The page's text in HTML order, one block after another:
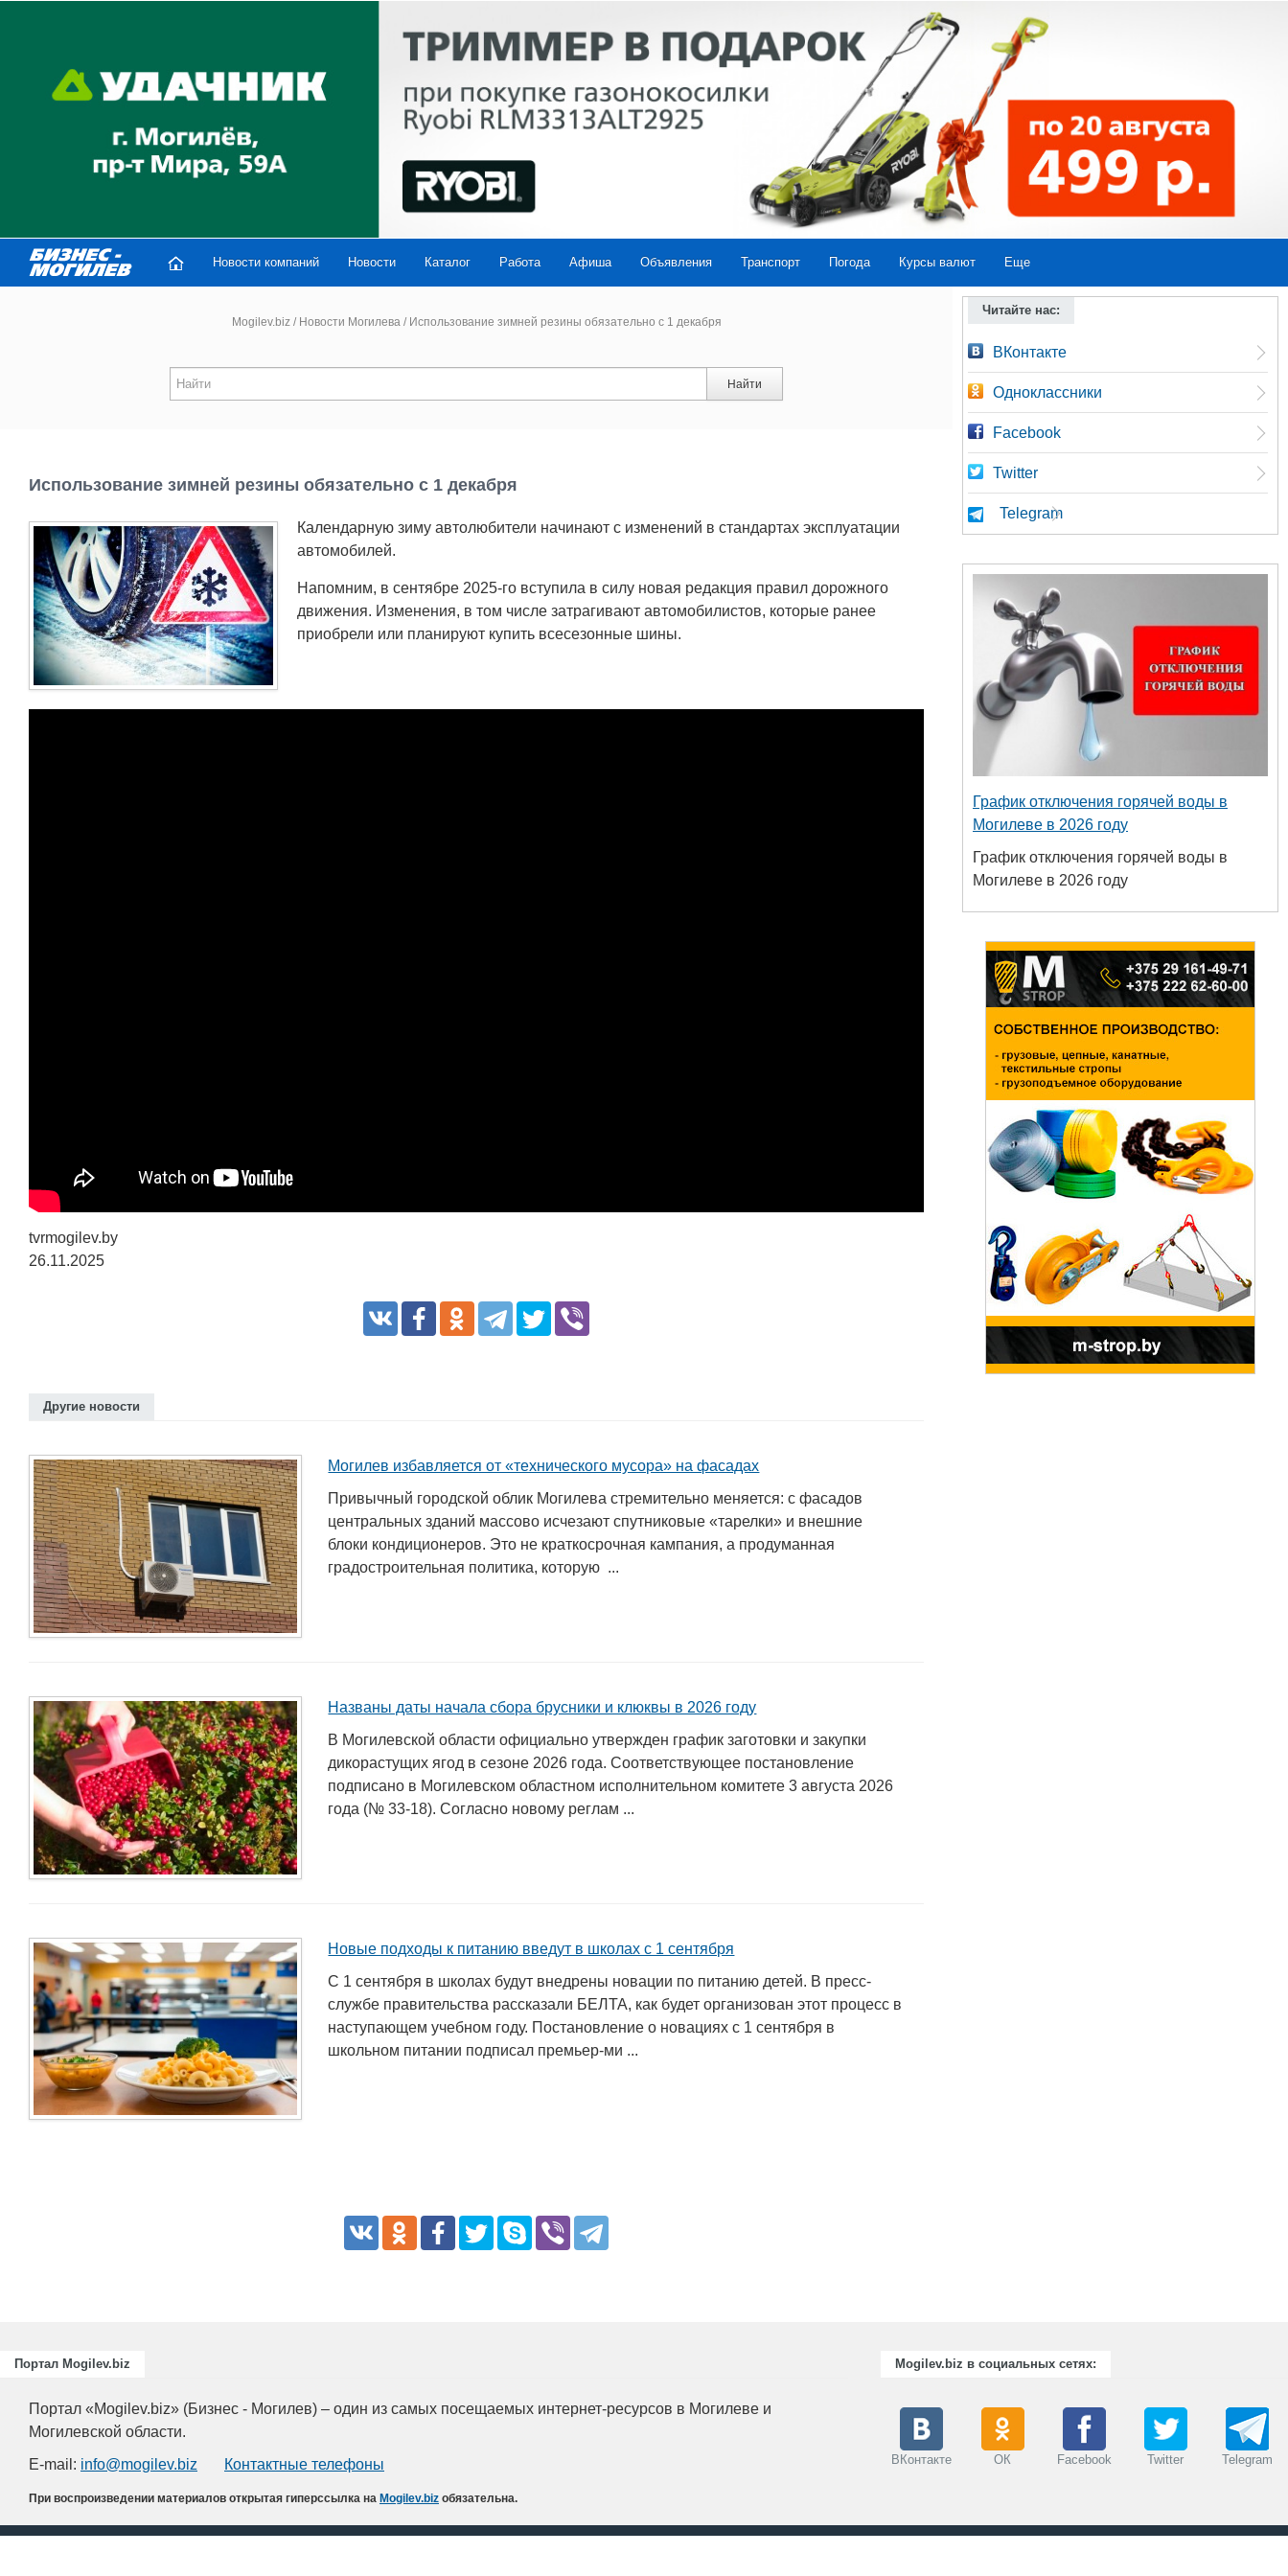
Новости компаний Новости Каталог Работа Афиша Объявления Транспорт Погода Курсы валют Еще
Mogilev.biz / Новости Могилева /Использование зимней резины обязательно с 1 декабря
Найти
Использование зимней резины обязательно с 1 декабря
Календарную зиму автолюбители начинают с изменений в стандартах эксплуатации
автомобилей.
Напомним, в сентябре 2025-го вступила в силу новая редакция правил дорожного
движения. Изменения, в том числе затрагивают автомобилистов, которые ранее
приобрели или планируют купить всесезонные шины.
tvrmogilev.by
26.11.2025
Другие новости
Могилев избавляется от «технического мусора» на фасадах
Привычный городской облик Могилева стремительно меняется: с фасадов
центральных зданий массово исчезают спутниковые «тарелки» и внешние
блоки кондиционеров. Это не краткосрочная кампания, а продуманная
градостроительная политика, которую ...
Названы даты начала сбора брусники и клюквы в 2026 году
В Могилевской области официально утвержден график заготовки и закупки
дикорастущих ягод в сезоне 2026 года. Соответствующее постановление
подписано в Могилевском областном исполнительном комитете 3 августа 2026
года (№ 33-18). Согласно новому реглам ...
Новые подходы к питанию введут в школах с 1 сентября
С 1 сентября в школах будут внедрены новации по питанию детей. В пресс-
службе правительства рассказали БЕЛТА, как будет организован этот процесс в
наступающем учебном году. Постановление о новациях с 1 сентября в
школьном питании подписал премьер-ми ...
Читайте нас:
ВКонтакте
Одноклассники
Facebook
Twitter
Telegram
График отключения горячей воды в
Могилеве в 2026 году
График отключения горячей воды в
Могилеве в 2026 году
Белорусский государственный
университет пищевых и
химических технологий
+375 222 63-92-70, +375 222 63-18-45
Подготовка, переподготовка и
повышение квалификации специалистов
для пищевых и перерабатывающих
отраслей АПК, а также предприятий
химической промышленности.
Портал Mogilev.biz
Портал «Mogilev.biz» (Бизнес - Могилев) – один из самых посещаемых интернет-ресурсов в Могилеве и
Могилевской области.
E-mail: info@mogilev.biz Контактные телефоны
При воспроизведении материалов открытая гиперссылка на Mogilev.biz обязательна.
Mogilev.biz в социальных сетях:
ВКонтакте ОК Facebook Twitter Telegram